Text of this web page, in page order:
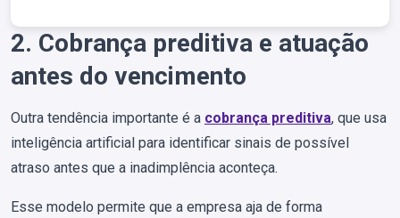
2. Cobrança preditiva e atuação
antes do vencimento
Outra tendência importante é a cobrança preditiva, que usa
inteligência artificial para identificar sinais de possível
atraso antes que a inadimplência aconteça.
Esse modelo permite que a empresa aja de forma